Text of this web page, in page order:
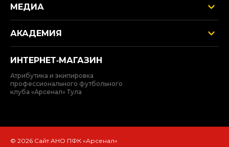
МЕДИА
АКАДЕМИЯ
ИНТЕРНЕТ‑МАГАЗИН
Атрибутика и экипировка
профессионального футбольного
клуба «Арсенал» Тула
© 2026 Сайт АНО ПФК «Арсенал»